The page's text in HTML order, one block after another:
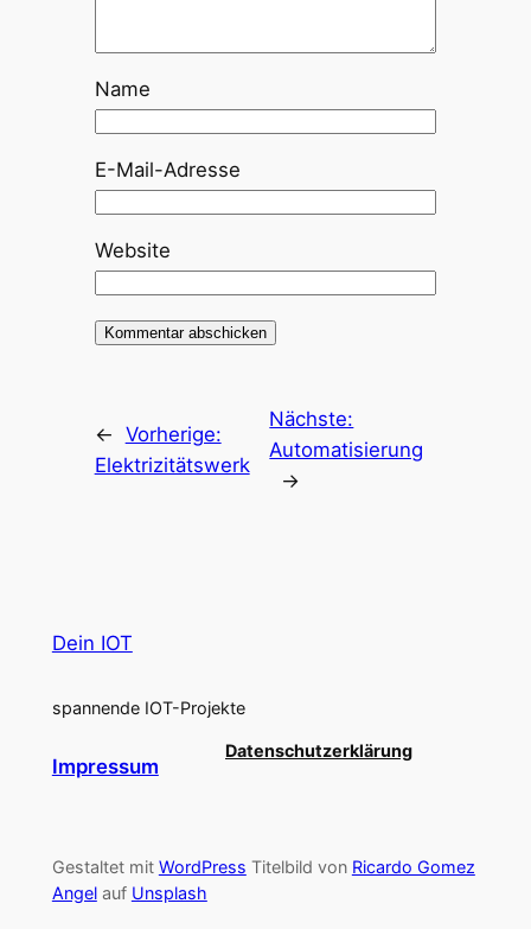
Name
E-Mail-Adresse
Website
← Vorherige:
Elektrizitätswerk
Nächste:
Automatisierung
→
Dein IOT
spannende IOT-Projekte
Impressum
Datenschutzerklärung
Gestaltet mit WordPress Titelbild von Ricardo Gomez
Angelauf Unsplash